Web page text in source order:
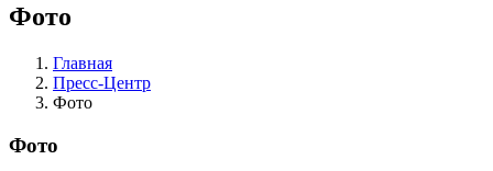
Фото
Главная
Пресс-Центр
Фото
Фото